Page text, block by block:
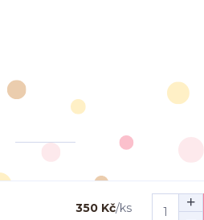
350 Kč/ks